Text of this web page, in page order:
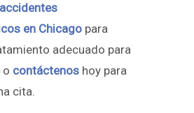
en Chicago para
adecuado para
o contáctenos hoy para
cita.